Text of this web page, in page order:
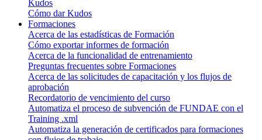
Kudos
Cómo dar Kudos
Formaciones
Acerca de las estadísticas de Formación
Cómo exportar informes de formación
Acerca de la funcionalidad de entrenamiento
Preguntas frecuentes sobre Formaciones
Acerca de las solicitudes de capacitación y los flujos de
aprobación
Recordatorio de vencimiento del curso
Automatiza el proceso de subvención de FUNDAE con el
Training .xml
Automatiza la generación de certificados para formaciones